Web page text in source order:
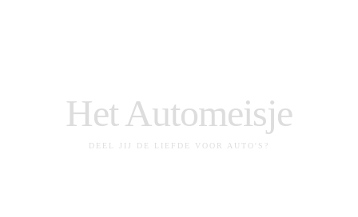
Het Automeisje
DEEL JIJ DE LIEFDE VOOR AUTO'S?